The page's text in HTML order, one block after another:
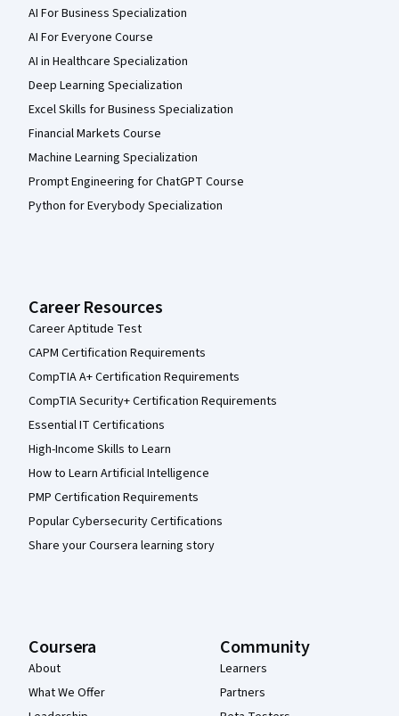
AI For Business Specialization
AI For Everyone Course
AI in Healthcare Specialization
Deep Learning Specialization
Excel Skills for Business Specialization
Financial Markets Course
Machine Learning Specialization
Prompt Engineering for ChatGPT Course
Python for Everybody Specialization
Career Resources
Career Aptitude Test
CAPM Certification Requirements
CompTIA A+ Certification Requirements
CompTIA Security+ Certification Requirements
Essential IT Certifications
High-Income Skills to Learn
How to Learn Artificial Intelligence
PMP Certification Requirements
Popular Cybersecurity Certifications
Share your Coursera learning story
Coursera
About
What We Offer
Community
Learners
Partners